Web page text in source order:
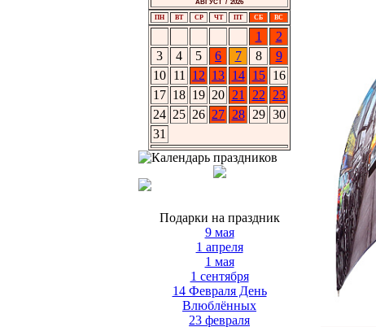
АВГУСТ / 2026
ПН ВТ СР ЧТ ПТ СБ ВС
1
2
3
4 5 6 7 8
9
10 11 12 13 14 15
16
17 18 19 20 21 22
23
24 25 26 27 28 29 30
31
Подарки на праздник
9 мая
1 апреля
1 мая
1 сентября
14 Февраля День
Влюблённых
23 февраля